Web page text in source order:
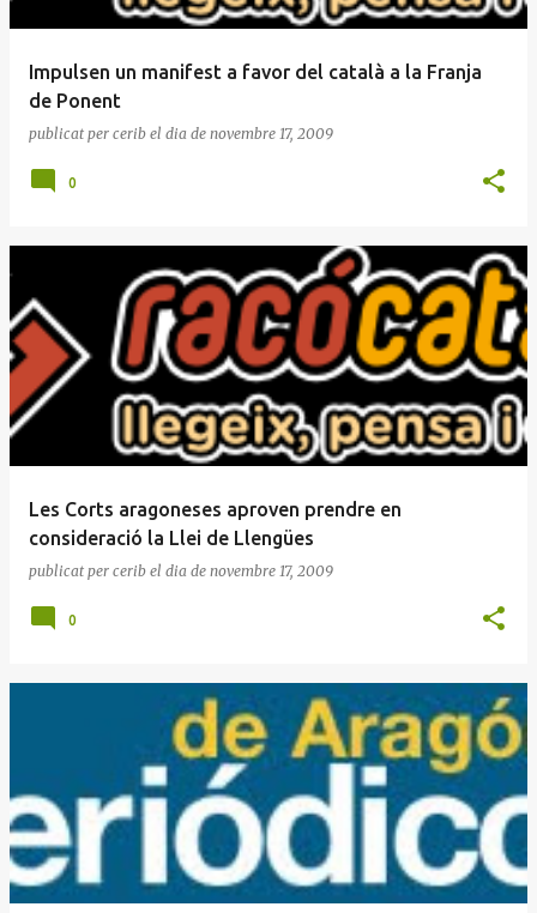
Impulsen un manifest a favor del català a la Franja
de Ponent
publicat per cerib el dia de novembre 17, 2009
0
Les Corts aragoneses aproven prendre en
consideració la Llei de Llengües
publicat per cerib el dia de novembre 17, 2009
0